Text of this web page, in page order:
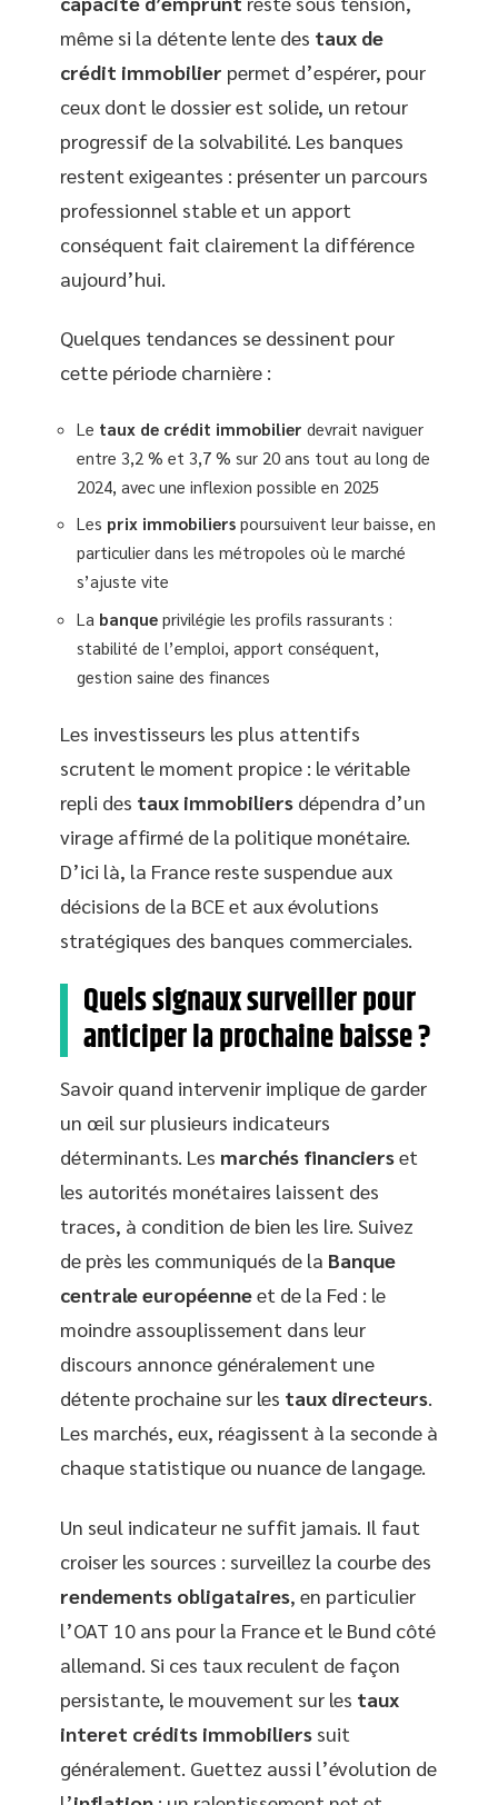
même si la détente lente des taux de
crédit immobilier permet d’espérer, pour
ceux dont le dossier est solide, un retour
progressif de la solvabilité. Les banques
restent exigeantes : présenter un parcours
professionnel stable et un apport
conséquent fait clairement la différence
aujourd’hui.
Quelques tendances se dessinent pour
cette période charnière :
Le taux de crédit immobilier devrait naviguer
entre 3,2 % et 3,7 % sur 20 ans tout au long de
2024, avec une inflexion possible en 2025
Les prix immobiliers poursuivent leur baisse, en
particulier dans les métropoles où le marché
s’ajuste vite
La banque privilégie les profils rassurants :
stabilité de l’emploi, apport conséquent,
gestion saine des finances
Les investisseurs les plus attentifs
scrutent le moment propice : le véritable
repli des taux immobiliers dépendra d’un
virage affirmé de la politique monétaire.
D’ici là, la France reste suspendue aux
décisions de la BCE et aux évolutions
stratégiques des banques commerciales.
Quels signaux surveiller pour
anticiper la prochaine baisse ?
Savoir quand intervenir implique de garder
un œil sur plusieurs indicateurs
déterminants. Les marchés financierset
les autorités monétaires laissent des
traces, à condition de bien les lire. Suivez
de près les communiqués de la Banque
centrale européenneet de la Fed : le
moindre assouplissement dans leur
discours annonce généralement une
détente prochaine sur les taux directeurs.
Les marchés, eux, réagissent à la seconde à
chaque statistique ou nuance de langage.
Un seul indicateur ne suffit jamais. Il faut
croiser les sources : surveillez la courbe des
rendements obligataires, en particulier
l’OAT 10 ans pour la France et le Bund côté
allemand. Si ces taux reculent de façon
persistante, le mouvement sur les taux
interet crédits immobiliers suit
généralement. Guettez aussi l’évolution de